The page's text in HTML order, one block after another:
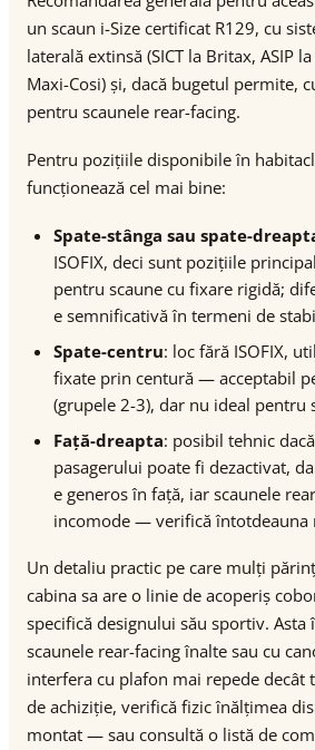
un scaun i-Size certificat R129, cu
laterală extinsă (SICT la Britax, ASIP
Maxi-Cosi) și, dacă bugetul permite,
pentru scaunele rear-facing.
Pentru pozițiile disponibile în
funcționează cel mai bine:
Spate-stânga sau spate-
ISOFIX, deci sunt pozițiile
pentru scaune cu fixare rigidă;
e semnificativă în termeni de
Spate-centru: loc fără ISOFIX,
fixate prin centură — acceptabil
(grupele 2-3), dar nu ideal pentru
Față-dreapta: posibil tehnic
pasagerului poate fi dezactivat,
e generos în față, iar scaunele
incomode — verifică întotdeauna
Un detaliu practic pe care mulți
cabina sa are o linie de acoperiș
specifică designului său sportiv. Asta
scaunele rear-facing înalte sau cu
interfera cu plafon mai repede decât
de achiziție, verifică fizic înălțimea
montat — sau consultă o listă de